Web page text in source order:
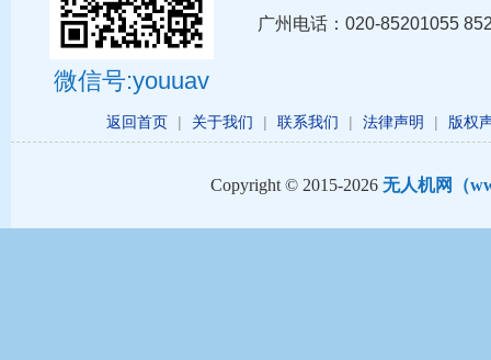
广州电话：020-85201055
微信号:youuav
返回首页 | 关于我们 | 联系我们 | 法律声明 | 版权
Copyright © 2015-2026 无人机网（